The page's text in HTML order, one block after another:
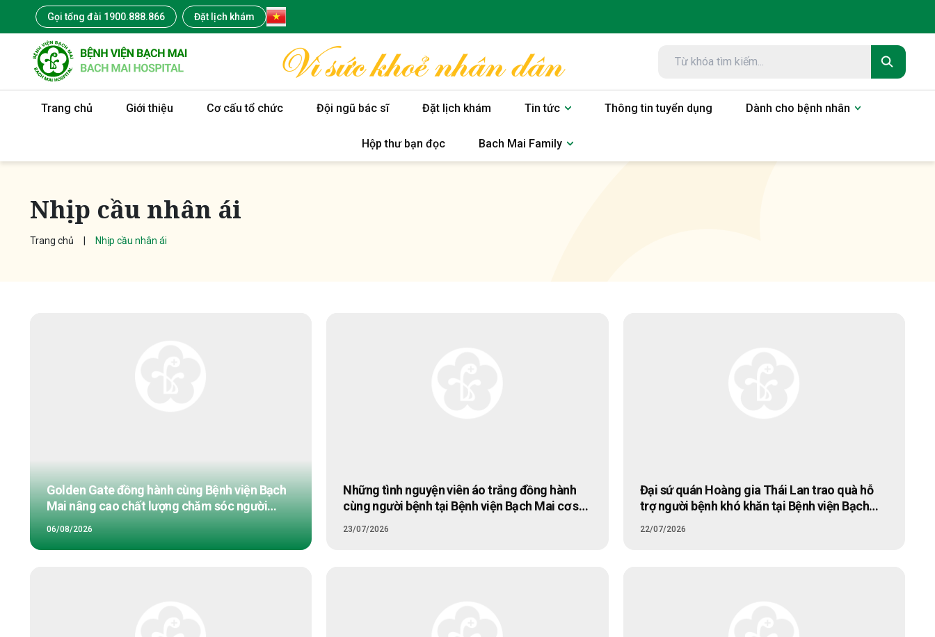
Gọi tổng đài 1900.888.866 Đặt lịch khám
Trang chủ Giới thiệu Cơ cấu tổ chức Đội ngũ bác sĩ Đặt lịch khám Tin tức Thông tin tuyển dụng Dành cho bệnh nhân
Hộp thư bạn đọc Bach Mai Family
Nhịp cầu nhân ái
Trang chủ Nhịp cầu nhân ái
Golden Gate đồng hành cùng Bệnh viện Bạch
Mai nâng cao chất lượng chăm sóc người
bệnh
06/08/2026
Những tình nguyện viên áo trắng đồng hành
cùng người bệnh tại Bệnh viện Bạch Mai cơ sở
23/07/2026
Đại sứ quán Hoàng gia Thái Lan trao quà hỗ
trợ người bệnh khó khăn tại Bệnh viện Bạch
22/07/2026